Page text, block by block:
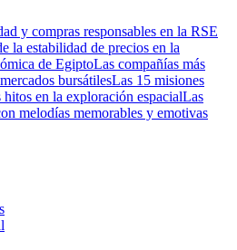
y compras responsables en la RSE
la estabilidad de precios en la
de EgiptoLas compañías más
bursátilesLas 15 misiones
en la exploración espacialLas
melodías memorables y emotivas